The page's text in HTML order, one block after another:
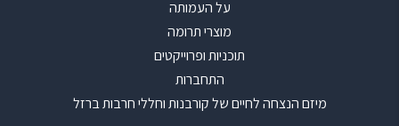
על העמותה
מוצרי תרומה
תוכניות ופרוייקטים
התחברות
מיזם הנצחה לחיים של קורבנות וחללי חרבות ברזל